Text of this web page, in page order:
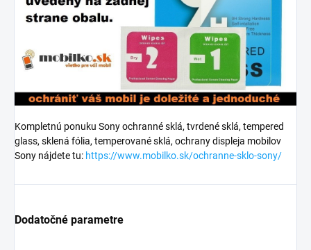
Kompletnú ponuku Sony ochranné sklá, tvrdené sklá, tempered
glass, sklená fólia, temperované sklá, ochrany displeja mobilov
Sony nájdete tu: https://www.mobilko.sk/ochranne-sklo-sony/
Dodatočné parametre